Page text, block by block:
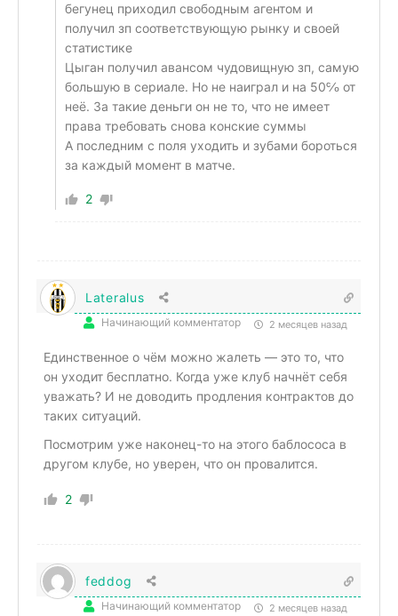
бегунец приходил свободным агентом и
получил зп соответствующую рынку и своей
статистике
Цыган получил авансом чудовищную зп, самую
большую в сериале. Но не наиграл и на 50℅ от
неё. За такие деньги он не то, что не имеет
права требовать снова конские суммы
А последним с поля уходить и зубами бороться
за каждый момент в матче.
2
Lateralus
Начинающий комментатор 2 месяцев назад
Единственное о чём можно жалеть — это то, что
он уходит бесплатно. Когда уже клуб начнёт себя
уважать? И не доводить продления контрактов до
таких ситуаций.
Посмотрим уже наконец-то на этого баблососа в
другом клубе, но уверен, что он провалится.
2
feddog
Начинающий комментатор 2 месяцев назад